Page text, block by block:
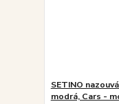
SETINO
modrá, Cars -